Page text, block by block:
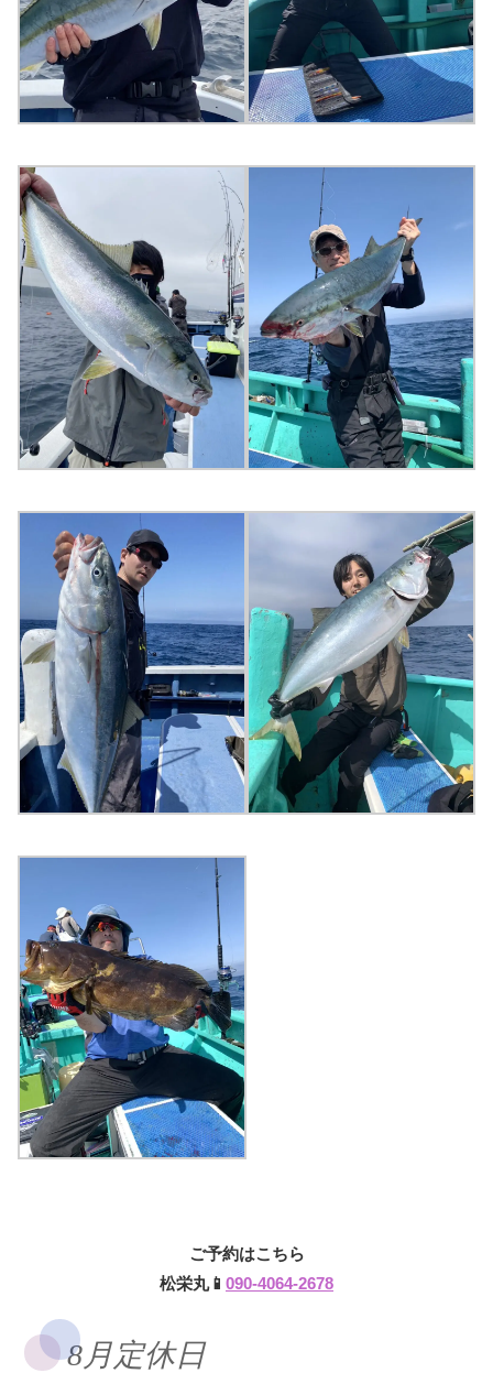
ご予約はこちら
松栄丸📱 090-4064-2678
8月定休日